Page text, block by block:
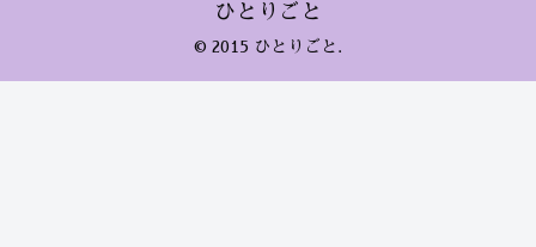
ひとりごと
© 2015 ひとりごと.